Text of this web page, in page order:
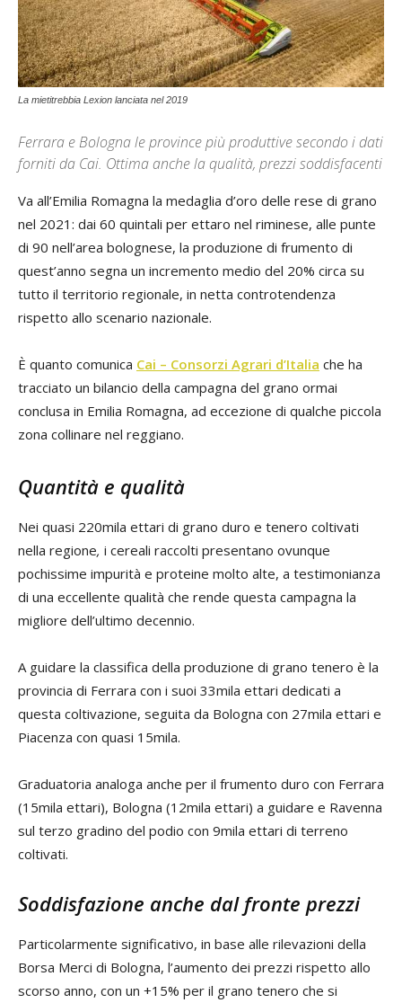
La mietitrebbia Lexion lanciata nel 2019
Ferrara e Bologna le province più produttive secondo i dati
forniti da Cai. Ottima anche la qualità, prezzi soddisfacenti
Va all’Emilia Romagna la medaglia d’oro delle rese di grano
nel 2021: dai 60 quintali per ettaro nel riminese, alle punte
di 90 nell’area bolognese, la produzione di frumento di
quest’anno segna un incremento medio del 20% circa su
tutto il territorio regionale, in netta controtendenza
rispetto allo scenario nazionale.
È quanto comunica Cai – Consorzi Agrari d’Italia che ha
tracciato un bilancio della campagna del grano ormai
conclusa in Emilia Romagna, ad eccezione di qualche piccola
zona collinare nel reggiano.
Quantità e qualità
Nei quasi 220mila ettari di grano duro e tenero coltivati
nella regione, i cereali raccolti presentano ovunque
pochissime impurità e proteine molto alte, a testimonianza
di una eccellente qualità che rende questa campagna la
migliore dell’ultimo decennio.
A guidare la classifica della produzione di grano tenero è la
provincia di Ferrara con i suoi 33mila ettari dedicati a
questa coltivazione, seguita da Bologna con 27mila ettari e
Piacenza con quasi 15mila.
Graduatoria analoga anche per il frumento duro con Ferrara
(15mila ettari), Bologna (12mila ettari) a guidare e Ravenna
sul terzo gradino del podio con 9mila ettari di terreno
coltivati.
Soddisfazione anche dal fronte prezzi
Particolarmente significativo, in base alle rilevazioni della
Borsa Merci di Bologna, l’aumento dei prezzi rispetto allo
scorso anno, con un +15% per il grano tenero che si